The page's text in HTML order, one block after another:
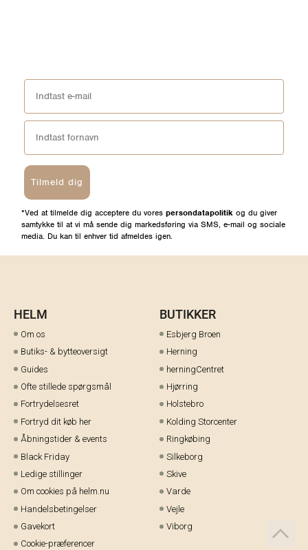
Tilmeld dig
*Ved at tilmelde dig acceptere du vores persondatapolitik og du giver
samtykke til at vi må sende dig markedsføring via SMS, e-mail og sociale
media. Du kan til enhver tid afmeldes igen.
HELM
Om os
Butiks- & bytteoversigt
Guides
Ofte stillede spørgsmål
Fortrydelsesret
Fortryd dit køb her
Åbningstider & events
Black Friday
Ledige stillinger
Om cookies på helm.nu
Handelsbetingelser
Gavekort
Cookie-præferencer
BUTIKKER
Esbjerg Broen
Herning
herningCentret
Hjørring
Holstebro
Kolding Storcenter
Ringkøbing
Silkeborg
Skive
Varde
Vejle
Viborg